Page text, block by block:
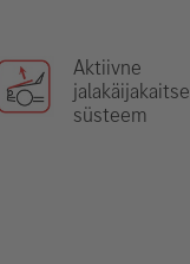
Aktiivne
jalakäijakaitse
süsteem